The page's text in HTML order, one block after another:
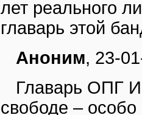
лет реального
главарь этой
Аноним, 23-
Главарь ОПГ
свободе –